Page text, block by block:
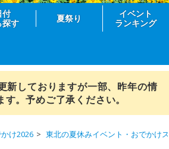
付
探す
夏祭り
イベント
ランキング
新しておりますが一部、昨年の情
す。予めご了承ください。
け2026 東北の夏休みイベント・おでかけ